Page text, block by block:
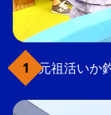
元祖活いか